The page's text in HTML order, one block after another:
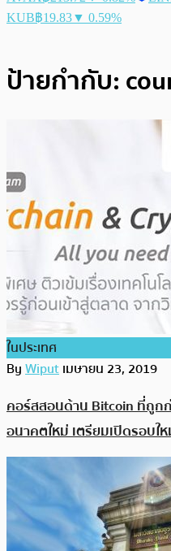
KUB฿19.83▼ 0.59%
ป้ายกำกับ:
ในประเทศ
ByWiputเมษายน 23, 2019
คอร์สสอนด้าน Bitcoin ที่ถู
อนาคตใหม่ เตรียมเปิดรอบใ